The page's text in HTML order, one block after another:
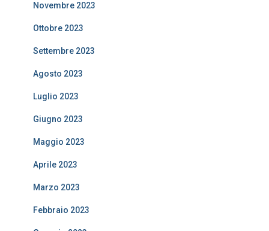
Novembre 2023
Ottobre 2023
Settembre 2023
Agosto 2023
Luglio 2023
Giugno 2023
Maggio 2023
Aprile 2023
Marzo 2023
Febbraio 2023